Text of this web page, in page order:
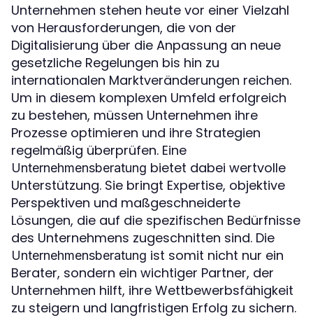
Unternehmen stehen heute vor einer Vielzahl
von Herausforderungen, die von der
Digitalisierung über die Anpassung an neue
gesetzliche Regelungen bis hin zu
internationalen Marktveränderungen reichen.
Um in diesem komplexen Umfeld erfolgreich
zu bestehen, müssen Unternehmen ihre
Prozesse optimieren und ihre Strategien
regelmäßig überprüfen. Eine
Unternehmensberatung bietet dabei wertvolle
Unterstützung. Sie bringt Expertise, objektive
Perspektiven und maßgeschneiderte
Lösungen, die auf die spezifischen Bedürfnisse
des Unternehmens zugeschnitten sind. Die
Unternehmensberatung ist somit nicht nur ein
Berater, sondern ein wichtiger Partner, der
Unternehmen hilft, ihre Wettbewerbsfähigkeit
zu steigern und langfristigen Erfolg zu sichern.